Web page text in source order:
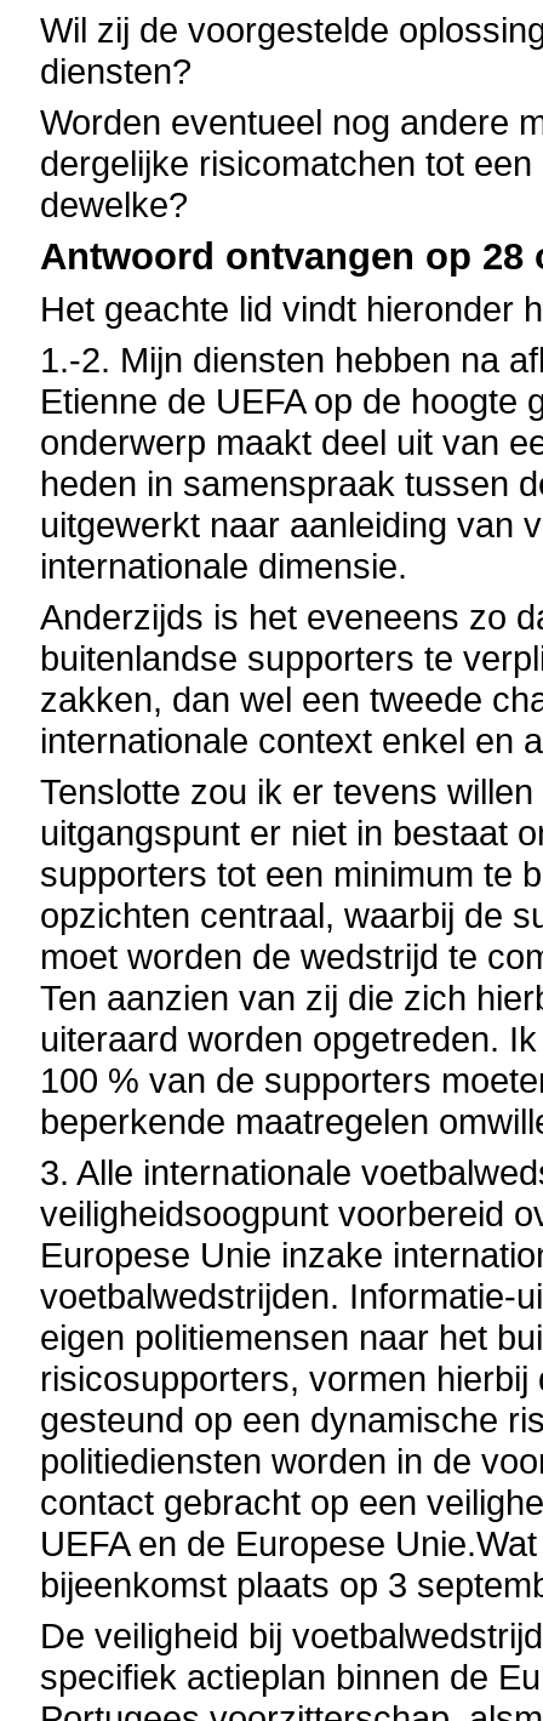
Wil zij de voorgestelde
diensten?
Worden eventueel nog andere
dergelijke risicomatchen tot
dewelke?
Antwoord ontvangen op 28
Het geachte lid vindt hieronder
1.-2. Mijn diensten hebben na
Etienne de UEFA op de hoogte
onderwerp maakt deel uit van
heden in samenspraak tussen
uitgewerkt naar aanleiding van
internationale dimensie.
Anderzijds is het eveneens zo
buitenlandse supporters te
zakken, dan wel een tweede
internationale context enkel en
Tenslotte zou ik er tevens
uitgangspunt er niet in bestaat
supporters tot een minimum te
opzichten centraal, waarbij de
moet worden de wedstrijd te
Ten aanzien van zij die zich
uiteraard worden opgetreden.
100 % van de supporters
beperkende maatregelen
3. Alle internationale
veiligheidsoogpunt voorbereid
Europese Unie inzake
voetbalwedstrijden. Informatie-
eigen politiemensen naar het
risicosupporters, vormen
gesteund op een dynamische
politiediensten worden in de
contact gebracht op een
UEFA en de Europese
bijeenkomst plaats op 3
De veiligheid bij
specifiek actieplan binnen de